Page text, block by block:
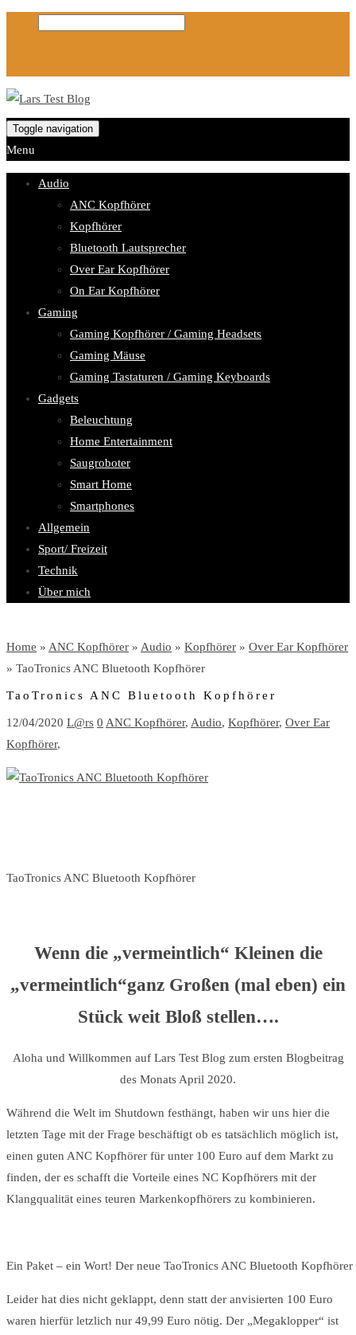
Toggle navigation
Menu
Audio
ANC Kopfhörer
Kopfhörer
Bluetooth Lautsprecher
Over Ear Kopfhörer
On Ear Kopfhörer
Gaming
Gaming Kopfhörer / Gaming Headsets
Gaming Mäuse
Gaming Tastaturen / Gaming Keyboards
Gadgets
Beleuchtung
Home Entertainment
Saugroboter
Smart Home
Smartphones
Allgemein
Sport/ Freizeit
Technik
Über mich
Home » ANC Kopfhörer » Audio » Kopfhörer » Over Ear Kopfhörer
» TaoTronics ANC Bluetooth Kopfhörer
TaoTronics ANC Bluetooth Kopfhörer
12/04/2020 L@rs 0 ANC Kopfhörer, Audio, Kopfhörer, Over Ear
Kopfhörer,
TaoTronics ANC Bluetooth Kopfhörer
Wenn die „vermeintlich“ Kleinen die
„vermeintlich“ganz Großen (mal eben) ein
Stück weit Bloß stellen….
Aloha und Willkommen auf Lars Test Blog zum ersten Blogbeitrag
des Monats April 2020.
Während die Welt im Shutdown festhängt, haben wir uns hier die
letzten Tage mit der Frage beschäftigt ob es tatsächlich möglich ist,
einen guten ANC Kopfhörer für unter 100 Euro auf dem Markt zu
finden, der es schafft die Vorteile eines NC Kopfhörers mit der
Klangqualität eines teuren Markenkopfhörers zu kombinieren.
Ein Paket – ein Wort! Der neue TaoTronics ANC Bluetooth
Leider hat dies nicht geklappt, denn statt der anvisierten 100 Euro
waren hierfür letzlich nur 49,99 Euro nötig. Der „Megaklopper“ ist